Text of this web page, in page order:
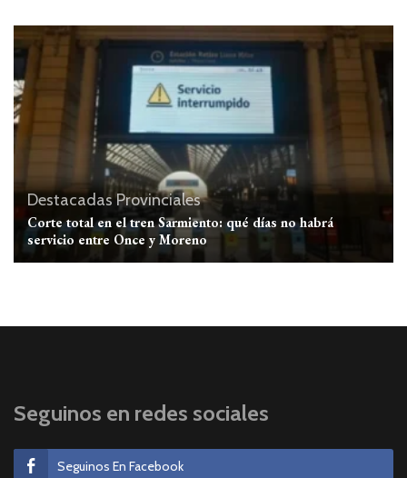
Destacadas Provinciales
Corte total en el tren Sarmiento: qué días no habrá
servicio entre Once y Moreno
Seguinos en redes sociales
Seguinos En Facebook